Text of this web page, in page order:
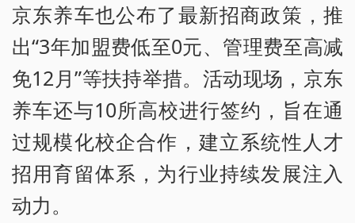
京东养车也公布了最新招商政策，推
出“3年加盟费低至0元、管理费至高减
免12月”等扶持举措。活动现场，京东
养车还与10所高校进行签约，旨在通
过规模化校企合作，建立系统性人才
招用育留体系，为行业持续发展注入
动力。